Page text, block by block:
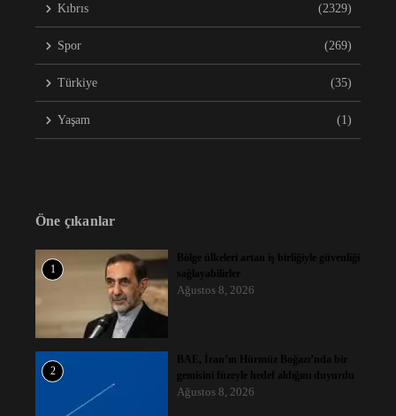
Kıbrıs (2329)
Spor (269)
Türkiye (35)
Yaşam (1)
Öne çıkanlar
1
Bölge ülkeleri artan iş birliğiyle güvenliği
sağlayabilirler
Ağustos 8, 2026
2
BAE, İran’ın Hürmüz Boğazı’nda bir
gemisini füzeyle hedef aldığını duyurdu
Ağustos 8, 2026